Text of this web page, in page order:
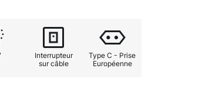
diffusée par Parsa est bien sûr
agréable, car elle illumine l'environnement de
grâce à son abat-jour en tissu blanc.
Interrupteur
sur câble
Type C - Prise
Européenne